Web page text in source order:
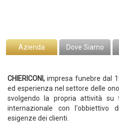
Azienda Dove Siamo
CHIERICONI, impresa funebre dal
ed esperienza nel settore delle
svolgendo la propria attività
internazionale con l'obbiettivo
esigenze dei clienti.